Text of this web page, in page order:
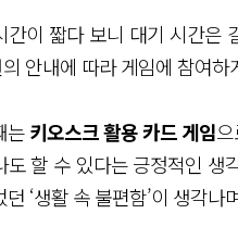
간이 짧다 보니 대기 시간은
안내에 따라 게임에 참여하
는키오스크 활용 카드 게임
도 할 수 있다는 긍정적인 생
던 ‘생활 속 불편함’이 생각